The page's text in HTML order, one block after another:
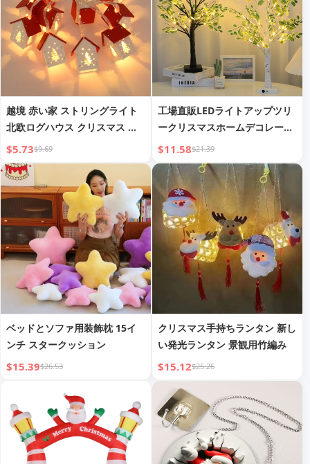
越境 赤い家 ストリングライト
北欧ログハウス クリスマス ス
トリングライト 装飾ライト フ
ェスティバル パーティー 屋内
ウォーム スモール ストリング
ライト
$5.73$9.69
工場直販LEDライトアップツリ
ークリスマスホームデコレーシ
ョンライトホリデーパーティー
ナイトライトフェスティバルシ
ェイプツリーランプ
$11.58$21.39
ベッドとソファ用装飾枕 15イ
ンチ スタークッション
$15.39$26.53
クリスマス手持ちランタン 新し
い発光ランタン 景観用竹編み
$15.12$25.26